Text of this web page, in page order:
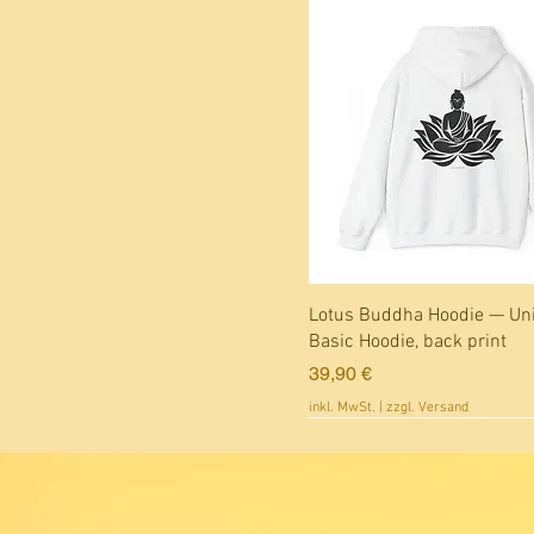
Schnellansicht
Lotus Buddha Hoodie —
Basic Hoodie, back print
Preis
39,90 €
inkl. MwSt. zzgl. Versand